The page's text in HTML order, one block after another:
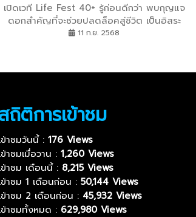
เปิดเวที Life Fest 40+ รู้ก่อนดีกว่า พบกุญแจ
ดอกสำคัญที่จะช่วยปลดล็อคสู่ชีวิต เป็นอิสระ
อย่างยั่งยืน กับ 5 เรื่องต้องเตรียมพร้อม “การ
11 ก.ย. 2568
ถิติการเข้าชม
ข้าชมวันนี้ : 176 Views
ข้าชมเมื่อวาน : 1,260 Views
ข้าชม เดือนนี้ : 8,215 Views
ข้าชม 1 เดือนก่อน : 50,144 Views
ข้าชม 2 เดือนก่อน : 45,932 Views
ข้าชมทั้งหมด : 629,980 Views